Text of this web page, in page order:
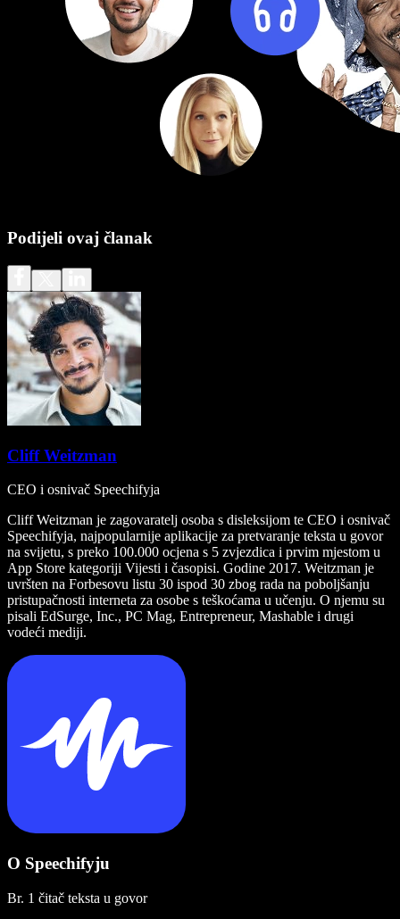
Podijeli ovaj članak
Cliff Weitzman
CEO i osnivač Speechifyja
Cliff Weitzman je zagovaratelj osoba s disleksijom te CEO i osnivač
Speechifyja, najpopularnije aplikacije za pretvaranje teksta u govor
na svijetu, s preko 100.000 ocjena s 5 zvjezdica i prvim mjestom u
App Store kategoriji Vijesti i časopisi. Godine 2017. Weitzman je
uvršten na Forbesovu listu 30 ispod 30 zbog rada na poboljšanju
pristupačnosti interneta za osobe s teškoćama u učenju. O njemu su
pisali EdSurge, Inc., PC Mag, Entrepreneur, Mashable i drugi
vodeći mediji.
O Speechifyju
Br. 1 čitač teksta u govor